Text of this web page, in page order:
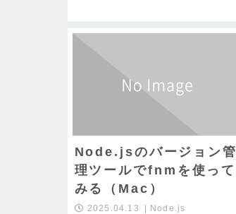
Node.jsのバージョン管
理ツールでfnmを使って
みる（Mac）
2025.04.13 Node.js